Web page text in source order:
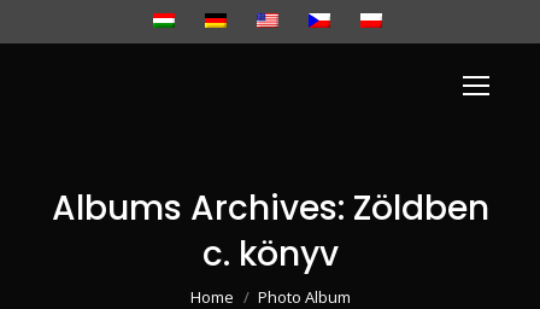
Albums Archives: Zöldben
c. könyv
You are here:
Home Photo Album